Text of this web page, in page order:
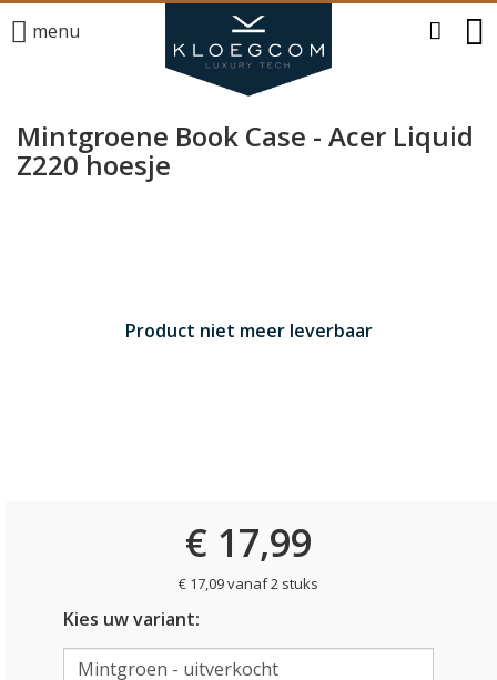
menu
Mintgroene Book Case - Acer Liquid
Z220 hoesje
Product niet meer leverbaar
€ 17,99
€ 17,09 vanaf 2 stuks
Kies uw variant: